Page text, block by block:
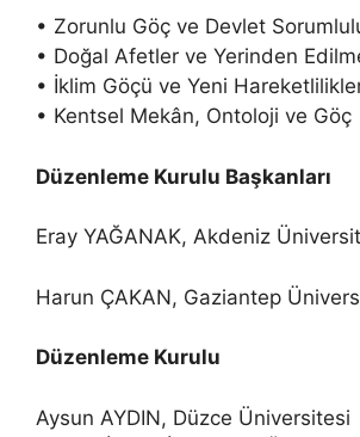
• Zorunlu Göç ve Devlet
• Doğal Afetler ve Yerinden
• İklim Göçü ve Yeni
• Kentsel Mekân, Ontoloji ve Göç
Düzenleme Kurulu Başkanları
Eray YAĞANAK, Akdeniz
Harun ÇAKAN, Gaziantep
Düzenleme Kurulu
Aysun AYDIN, Düzce Üniversitesi